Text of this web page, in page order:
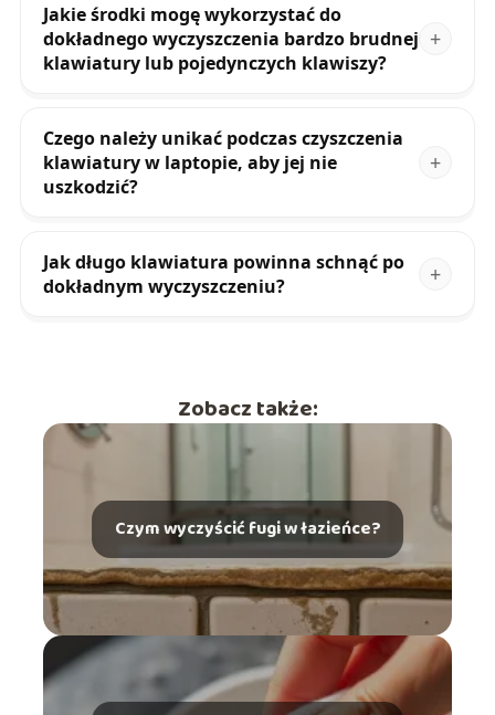
Jakie środki mogę wykorzystać do
dokładnego wyczyszczenia bardzo brudnej
klawiatury lub pojedynczych klawiszy?
Czego należy unikać podczas czyszczenia
klawiatury w laptopie, aby jej nie
uszkodzić?
Jak długo klawiatura powinna schnąć po
dokładnym wyczyszczeniu?
Zobacz także:
Czym wyczyścić fugi w łazieńce?